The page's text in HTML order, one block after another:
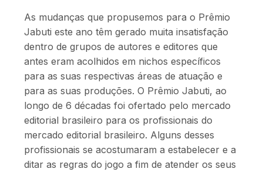
As mudanças que propusemos para o Prêmio
Jabuti este ano têm gerado muita insatisfação
dentro de grupos de autores e editores que
antes eram acolhidos em nichos específicos
para as suas respectivas áreas de atuação e
para as suas produções. O Prêmio Jabuti, ao
longo de 6 décadas foi ofertado pelo mercado
editorial brasileiro para os profissionais do
mercado editorial brasileiro. Alguns desses
profissionais se acostumaram a estabelecer e a
ditar as regras do jogo a fim de atender os seus